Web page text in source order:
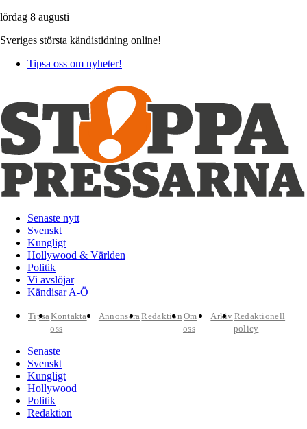
lördag 8 augusti
Sveriges största kändistidning online!
Tipsa oss om nyheter!
Senaste nytt
Svenskt
Kungligt
Hollywood & Världen
Politik
Vi avslöjar
Kändisar A-Ö
TipsaKontakta
oss
AnnonseraRedaktion Om
oss
Arkiv Redaktionell
policy
Senaste
Svenskt
Kungligt
Hollywood
Politik
Redaktion